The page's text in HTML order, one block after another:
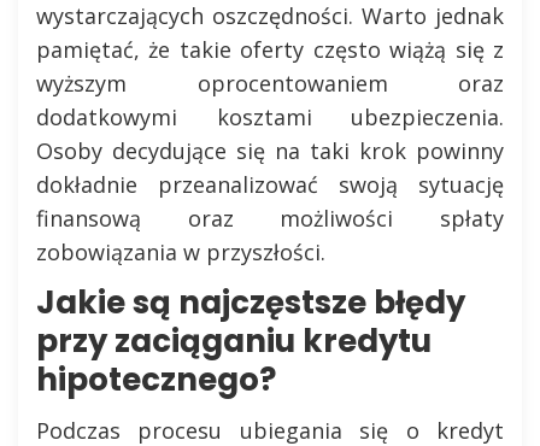
wystarczających oszczędności. Warto jednak
pamiętać, że takie oferty często wiążą się z
wyższym oprocentowaniem oraz
dodatkowymi kosztami ubezpieczenia.
Osoby decydujące się na taki krok powinny
dokładnie przeanalizować swoją sytuację
finansową oraz możliwości spłaty
zobowiązania w przyszłości.
Jakie są najczęstsze błędy
przy zaciąganiu kredytu
hipotecznego?
Podczas procesu ubiegania się o kredyt